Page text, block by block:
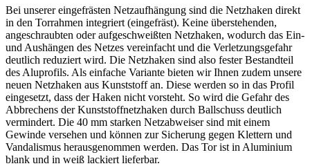
Bei unserer eingefrästen Netzaufhängung sind die Netzhaken direkt
in den Torrahmen integriert (eingefräst). Keine überstehenden,
angeschraubten oder aufgeschweißten Netzhaken, wodurch das Ein-
und Aushängen des Netzes vereinfacht und die Verletzungsgefahr
deutlich reduziert wird. Die Netzhaken sind also fester Bestandteil
des Aluprofils. Als einfache Variante bieten wir Ihnen zudem unsere
neuen Netzhaken aus Kunststoff an. Diese werden so in das Profil
eingesetzt, dass der Haken nicht vorsteht. So wird die Gefahr des
Abbrechens der Kunststoffnetzhaken durch Ballschuss deutlich
vermindert. Die 40 mm starken Netzabweiser sind mit einem
Gewinde versehen und können zur Sicherung gegen Klettern und
Vandalismus herausgenommen werden. Das Tor ist in Aluminium
blank und in weiß lackiert lieferbar.